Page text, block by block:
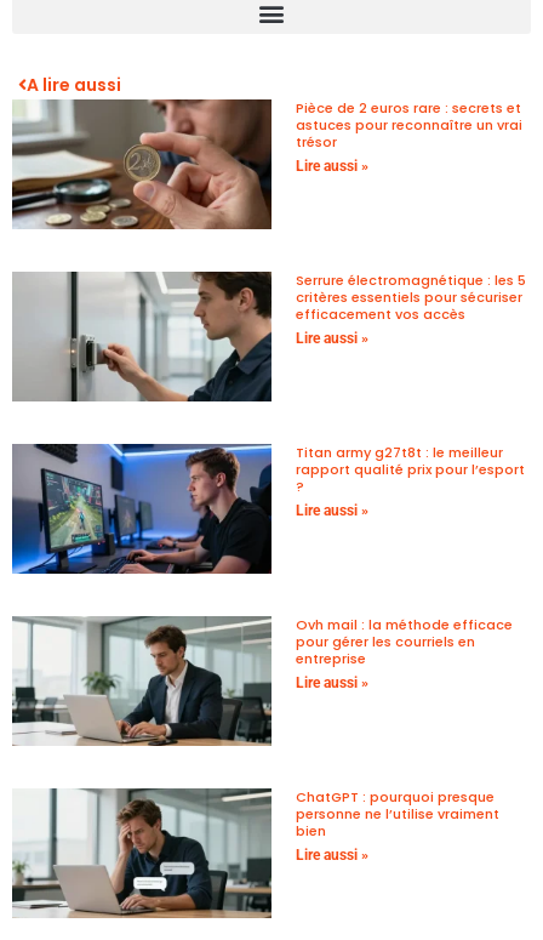
A lire aussi
Pièce de 2 euros rare : secrets et
astuces pour reconnaître un vrai
trésor
Lire aussi »
Serrure électromagnétique : les 5
critères essentiels pour sécuriser
efficacement vos accès
Lire aussi »
Titan army g27t8t : le meilleur
rapport qualité prix pour l’esport
?
Lire aussi »
Ovh mail : la méthode efficace
pour gérer les courriels en
entreprise
Lire aussi »
ChatGPT : pourquoi presque
personne ne l’utilise vraiment
bien
Lire aussi »